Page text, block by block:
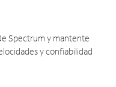
Spectrum y mantente
y confiabilidad